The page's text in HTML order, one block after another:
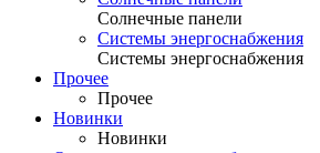
Солнечные панели
Системы энергоснабжения
Системы энергоснабжения
Прочее
Прочее
Новинки
Новинки